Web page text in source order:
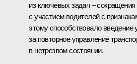
из ключевых задач – сокращения
с участием водителей с
этому способствовало введение
за повторное управление
в нетрезвом состоянии.